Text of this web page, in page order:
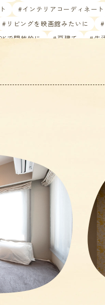
#インテリアコーディネート
#リビングを映画館みたいに
で開放的に #戸建て #生